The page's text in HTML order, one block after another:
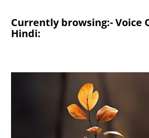
Currently browsing:- Voice
Hindi: